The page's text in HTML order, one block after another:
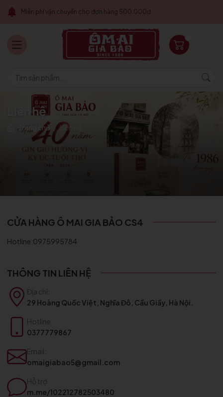
Miễn phí vận chuyển cho đơn hàng 500.000đ
Liên hệ
Trang chủ / Liên hệ
CỬA HÀNG Ô MAI GIA BẢO CS4
Hotline:0975995784
THÔNG TIN LIÊN HỆ
Địa chỉ:
29 Hoàng Quốc Việt, Nghĩa Đô, Cầu Giấy, Hà Nội.
Hotline:
0377779867
Email:
omaigiabao5@gmail.com
Hỗ trợ:
m.me/102212782503480